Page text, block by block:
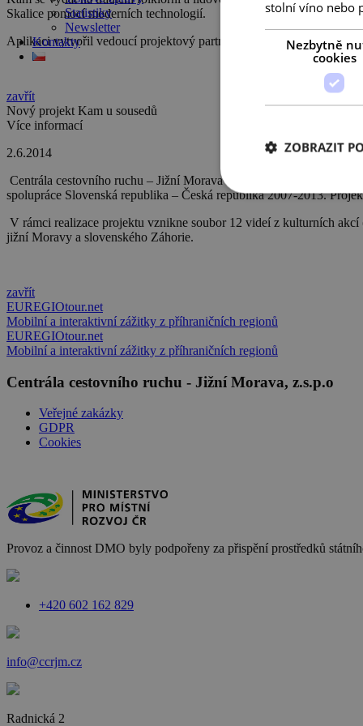
Statistiky
Newsletter
Kontakty
Skalice pomocí moderních technologií.
Aplikaci vytvořil vedoucí projektový partner Město Kyjov.
zavřít
Nový projekt Kam u sousedů
Více informací
2.6.2014
Centrála cestovního ruchu – Jižní Morava se jako projektový
spolupráce Slovenská republika – Česká republika 2007-2013.
V rámci realizace projektu vznikne soubor 12 videí z kulturních
jižní Moravy a slovenského Záhorie.
zavřít
EUREGIOtour.net
Mobilní a interaktivní zážitky z příhraničních regionů
EUREGIOtour.net
Mobilní a interaktivní zážitky z příhraničních regionů
Centrála cestovního ruchu - Jižní Morava, z.s.p.o
Veřejné zakázky
GDPR
Cookies
Provoz a činnost DMO byly podpořeny za přispění prostředků
+420 602 162 829
info@ccrjm.cz
Radnická 2
stolní víno nebo
Nezbytně
cookies
ZOBRAZIT